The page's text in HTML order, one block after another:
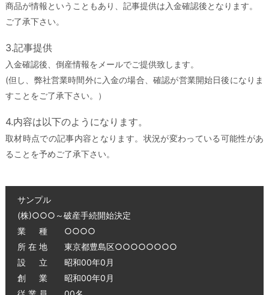
商品が情報ということもあり、記事提供は入金確認後となります。
ご了承下さい。
3.記事提供
入金確認後、倒産情報をメールでご提供致します。
(但し、弊社営業時間外に入金の場合、確認が営業開始日後になりま
すことをご了承下さい。）
4.内容は以下のようになります。
取材時点での記事内容となります。状況が変わっている可能性があ
ることを予めご了承下さい。
サンプル
(株)○○○～破産手続開始決定
業 種 ○○○○
所 在 地 東京都豊島区○○○○○○○○
設 立 昭和00年0月
創 業 昭和00年0月